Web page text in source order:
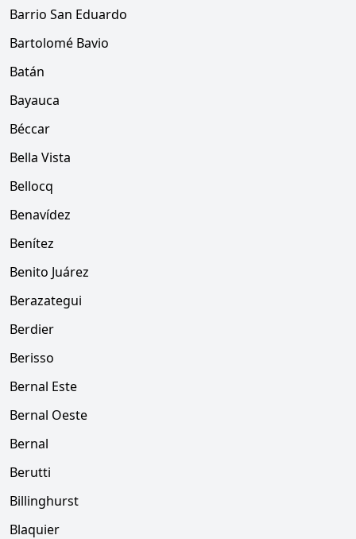
Barrio San Eduardo
Bartolomé Bavio
Batán
Bayauca
Béccar
Bella Vista
Bellocq
Benavídez
Benítez
Benito Juárez
Berazategui
Berdier
Berisso
Bernal Este
Bernal Oeste
Bernal
Berutti
Billinghurst
Blaquier